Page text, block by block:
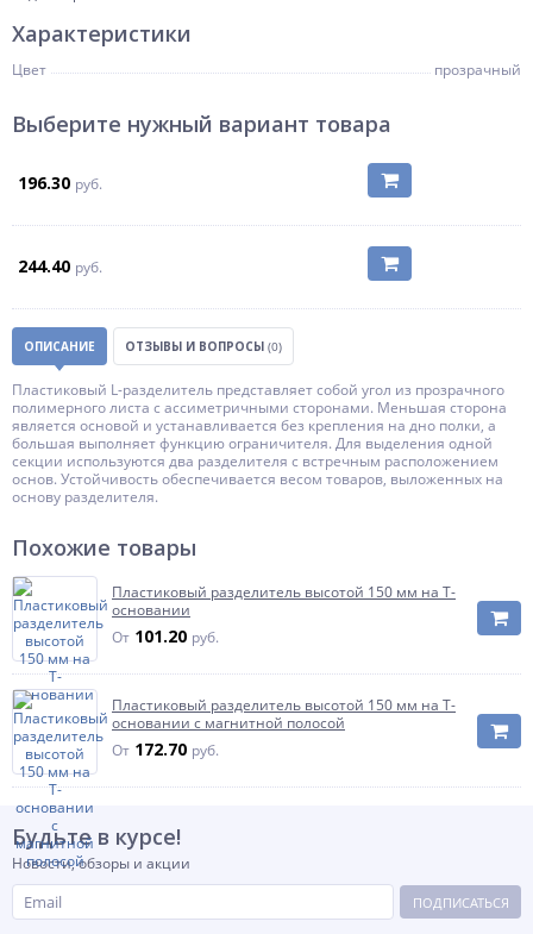
Характеристики
Цвет прозрачный
Выберите нужный вариант товара
196.30 руб.
244.40 руб.
ОПИСАНИЕ ОТЗЫВЫ И ВОПРОСЫ (0)
Пластиковый L-разделитель представляет собой угол из прозрачного
полимерного листа с ассиметричными сторонами. Меньшая сторона
является основой и устанавливается без крепления на дно полки, а
большая выполняет функцию ограничителя. Для выделения одной
секции используются два разделителя с встречным расположением
основ. Устойчивость обеспечивается весом товаров, выложенных на
основу разделителя.
Похожие товары
Пластиковый разделитель высотой 150 мм на Т-
основании
От 101.20 руб.
Пластиковый разделитель высотой 150 мм на Т-
основании с магнитной полосой
От 172.70 руб.
Будьте в курсе!
Новости, обзоры и акции
ПОДПИСАТЬСЯ